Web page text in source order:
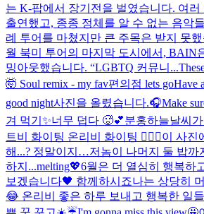
는 K-팝에서 장기전을 벌였습니다. 여러
출연했고, 종종 정체를 알 수 없는 음악
례 투어를 마쳤지만 큰 주목은 받지 못
월 북미 투어의 마지막 도시에서, BAIN
밍아웃했습니다. “LGBTQ 커뮤니...
🤯 Soul remix - my fav편의점 lets goHave
good night사진을 올렸습니다.🎧Make
겨 먹기✨너무 덥다 🥵💕분홍하늘날씨
트비 화이팅 온리비 화이팅 ❤️‍🔥🖤이 사진
해...? 정말이지…저놈이 나머지 둘 밥까
하지...melting💖6월은 더 열심히 행복하
보겠습니다🖤 함께하시죠나는 상당히
😂 온리비 좋은 하루 보내고 행복한 일